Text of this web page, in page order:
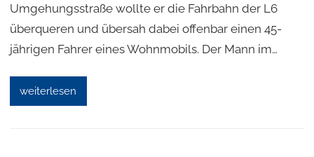
Umgehungsstraße wollte er die Fahrbahn der L6
überqueren und übersah dabei offenbar einen 45-
jährigen Fahrer eines Wohnmobils. Der Mann im…
weiterlesen